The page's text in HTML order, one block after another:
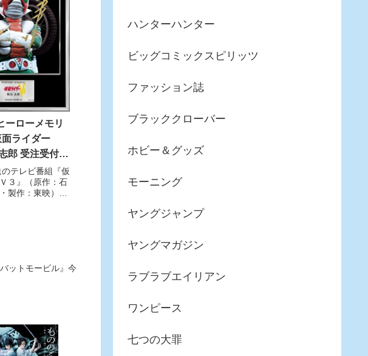
ーローメモリ
郎 受注受付
テレビ番組『仮
３』（原作：石
製作：東映）の
ットモービル』今
ハンターハンター
ビッグコミックスピリッツ
ファッション誌
ブラッククローバー
ホビー＆グッズ
モーニング
ヤングジャンプ
ヤングマガジン
ラブラブエイリアン
ワンピース
七つの大罪